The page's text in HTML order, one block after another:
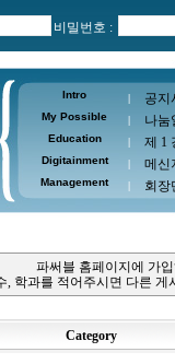
비밀번호 :
Intro | 공지
My Possible | 나눔
Education | 제 1
Digitainment | 메신
Management | 회장
파써블 홈페이지에 가
, 학과를 적어주시면 다른
Category